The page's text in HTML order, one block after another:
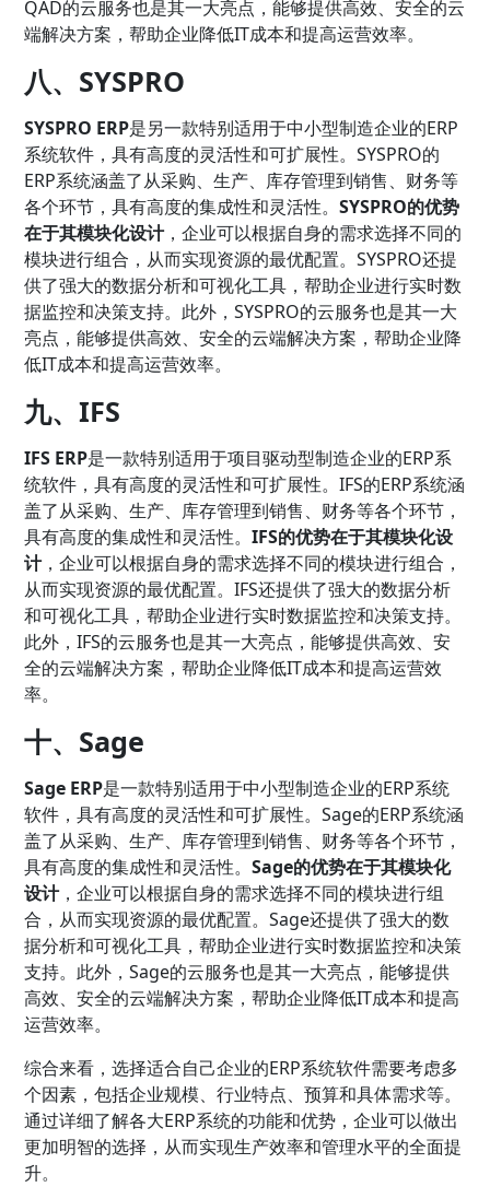
QAD的云服务也是其一大亮点，能够提供高效、安全的云
端解决方案，帮助企业降低IT成本和提高运营效率。
八、SYSPRO
SYSPRO ERP是另一款特别适用于中小型制造企业的ERP
系统软件，具有高度的灵活性和可扩展性。SYSPRO的
ERP系统涵盖了从采购、生产、库存管理到销售、财务等
各个环节，具有高度的集成性和灵活性。SYSPRO的优势
在于其模块化设计，企业可以根据自身的需求选择不同的
模块进行组合，从而实现资源的最优配置。SYSPRO还提
供了强大的数据分析和可视化工具，帮助企业进行实时数
据监控和决策支持。此外，SYSPRO的云服务也是其一大
亮点，能够提供高效、安全的云端解决方案，帮助企业降
低IT成本和提高运营效率。
九、IFS
IFS ERP是一款特别适用于项目驱动型制造企业的ERP系
统软件，具有高度的灵活性和可扩展性。IFS的ERP系统涵
盖了从采购、生产、库存管理到销售、财务等各个环节，
具有高度的集成性和灵活性。IFS的优势在于其模块化设
计，企业可以根据自身的需求选择不同的模块进行组合，
从而实现资源的最优配置。IFS还提供了强大的数据分析
和可视化工具，帮助企业进行实时数据监控和决策支持。
此外，IFS的云服务也是其一大亮点，能够提供高效、安
全的云端解决方案，帮助企业降低IT成本和提高运营效
率。
十、Sage
Sage ERP是一款特别适用于中小型制造企业的ERP系统
软件，具有高度的灵活性和可扩展性。Sage的ERP系统涵
盖了从采购、生产、库存管理到销售、财务等各个环节，
具有高度的集成性和灵活性。Sage的优势在于其模块化
设计，企业可以根据自身的需求选择不同的模块进行组
合，从而实现资源的最优配置。Sage还提供了强大的数
据分析和可视化工具，帮助企业进行实时数据监控和决策
支持。此外，Sage的云服务也是其一大亮点，能够提供
高效、安全的云端解决方案，帮助企业降低IT成本和提高
运营效率。
综合来看，选择适合自己企业的ERP系统软件需要考虑多
个因素，包括企业规模、行业特点、预算和具体需求等。
通过详细了解各大ERP系统的功能和优势，企业可以做出
更加明智的选择，从而实现生产效率和管理水平的全面提
升。